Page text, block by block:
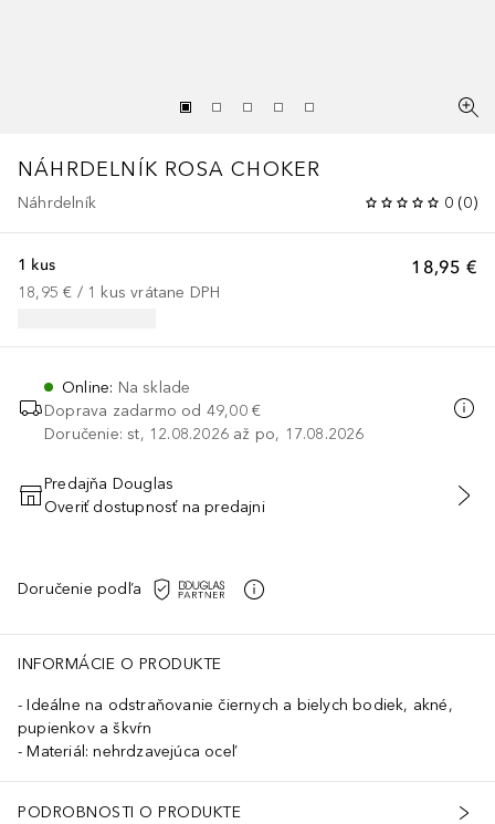
NÁHRDELNÍK ROSA CHOKER
Náhrdelník 0 (0)
18,95 €
1 kus
18,95 € / 1 kus vrátane DPH
Online: Na sklade
Doprava zadarmo od 49,00 €
Doručenie: st, 12.08.2026 až po, 17.08.2026
PRIDAŤ DO KOŠÍKA
Predajňa Douglas
Overiť dostupnosť na predajni
Doručenie podľa
INFORMÁCIE O PRODUKTE
Ideálne na odstraňovanie čiernych a bielych bodiek, akné,
pupienkov a škvŕn
Materiál: nehrdzavejúca oceľ
PODROBNOSTI O PRODUKTE